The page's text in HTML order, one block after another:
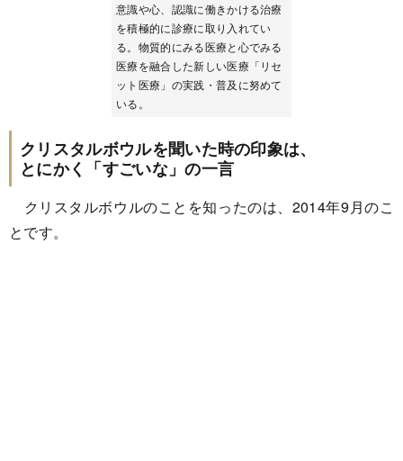
意識や心、認識に働きかける治療
を積極的に診療に取り入れてい
る。物質的にみる医療と心でみる
医療を融合した新しい医療「リセ
ット医療」の実践・普及に努めて
いる。
クリスタルボウルを聞いた時の印象は、
とにかく「すごいな」の一言
クリスタルボウルのことを知ったのは、2014年9月のこ
とです。